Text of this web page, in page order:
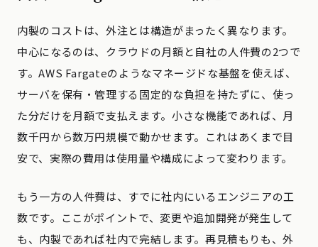
内製のコストは、外注とは構造がまったく異なります。
中心になるのは、クラウドの月額と自社の人件費の2つで
す。AWS Fargateのようなマネージドな基盤を使えば、
サーバを保有・管理する固定的な負担を持たずに、使っ
た分だけを月額で支払えます。小さな機能であれば、月
数千円から数万円規模で動かせます。これはあくまで目
安で、実際の費用は使用量や構成によって変わります。
もう一方の人件費は、すでに社内にいるエンジニアの工
数です。ここがポイントで、変更や追加開発が発生して
も、内製であれば社内で完結します。再見積もりも、外